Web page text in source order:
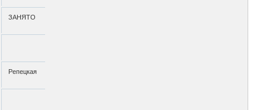
ЗАНЯТО
Репецкая